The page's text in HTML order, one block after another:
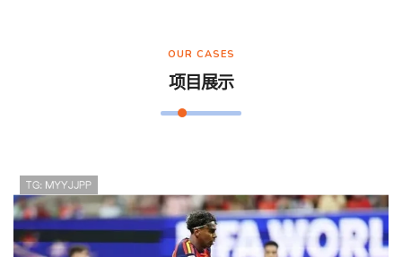
OUR CASES
项目展示